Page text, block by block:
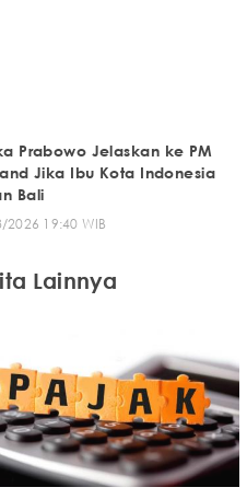
Prabowo Jelaskan ke PM
Jika Ibu Kota Indonesia
Bali
2026 19:40 WIB
Lainnya